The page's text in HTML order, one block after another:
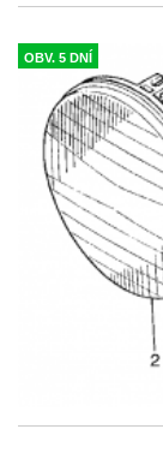
OBV. 5 DNÍ